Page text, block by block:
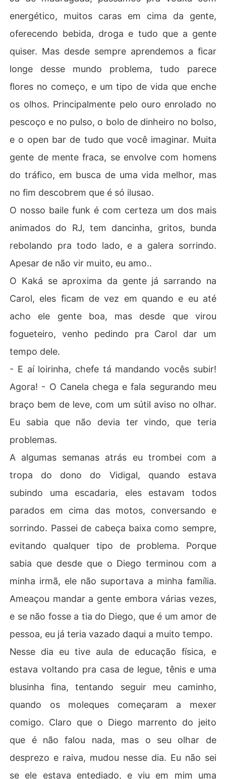
energético, muitos caras em cima da gente,
oferecendo bebida, droga e tudo que a gente
quiser. Mas desde sempre aprendemos a ficar
longe desse mundo problema, tudo parece
flores no começo, e um tipo de vida que enche
os olhos. Principalmente pelo ouro enrolado no
pescoço e no pulso, o bolo de dinheiro no bolso,
e o open bar de tudo que você imaginar. Muita
gente de mente fraca, se envolve com homens
do tráfico, em busca de uma vida melhor, mas
no fim descobrem que é só ilusao.
O nosso baile funk é com certeza um dos mais
animados do RJ, tem dancinha, gritos, bunda
rebolando pra todo lado, e a galera sorrindo.
Apesar de não vir muito, eu amo..
O Kaká se aproxima da gente já sarrando na
Carol, eles ficam de vez em quando e eu até
acho ele gente boa, mas desde que virou
fogueteiro, venho pedindo pra Carol dar um
tempo dele.
- E aí loirinha, chefe tá mandando vocês subir!
Agora! - O Canela chega e fala segurando meu
braço bem de leve, com um sútil aviso no olhar.
Eu sabia que não devia ter vindo, que teria
problemas.
A algumas semanas atrás eu trombei com a
tropa do dono do Vidigal, quando estava
subindo uma escadaria, eles estavam todos
parados em cima das motos, conversando e
sorrindo. Passei de cabeça baixa como sempre,
evitando qualquer tipo de problema. Porque
sabia que desde que o Diego terminou com a
minha irmã, ele não suportava a minha família.
Ameaçou mandar a gente embora várias vezes,
e se não fosse a tia do Diego, que é um amor de
pessoa, eu já teria vazado daqui a muito tempo.
Nesse dia eu tive aula de educação física, e
estava voltando pra casa de legue, tênis e uma
blusinha fina, tentando seguir meu caminho,
quando os moleques começaram a mexer
comigo. Claro que o Diego marrento do jeito
que é não falou nada, mas o seu olhar de
desprezo e raiva, mudou nesse dia. Eu não sei
se ele estava entediado, e viu em mim uma